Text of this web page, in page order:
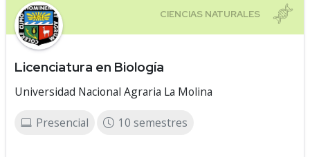
Licenciatura en Biología
Universidad Nacional Agraria La Molina
Presencial 10 semestres